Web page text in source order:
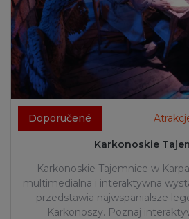
Doporučené
Karkonoskie
Karkonoskie Tajemnice w
multimedialna i interaktywna
przedstawia najwspanialsze
Karkonoszy. Poznaj